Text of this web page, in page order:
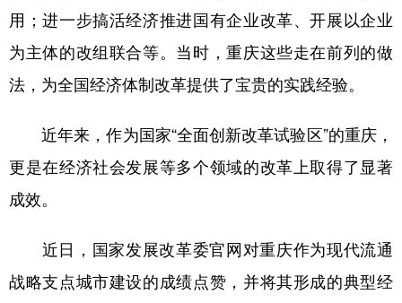
用；进一步搞活经济推进国有企业改革、开展以企业
为主体的改组联合等。当时，重庆这些走在前列的做
法，为全国经济体制改革提供了宝贵的实践经验。
近年来，作为国家“全面创新改革试验区”的重庆，
更是在经济社会发展等多个领域的改革上取得了显著
成效。
近日，国家发展改革委官网对重庆作为现代流通
战略支点城市建设的成绩点赞，并将其形成的典型经